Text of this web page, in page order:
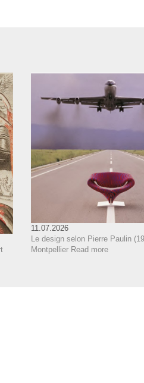
11.07.2026
Le design selon Pierre Paulin
Montpellier Read more